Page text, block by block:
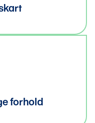
forhold